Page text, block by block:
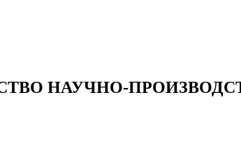
НАУЧНО-